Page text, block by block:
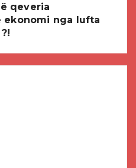
qeveria
nga lufta